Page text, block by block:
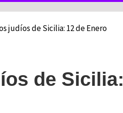
judíos de Sicilia: 12 de Enero
de Sicilia: